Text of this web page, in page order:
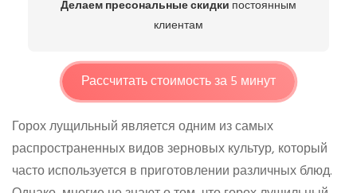
Делаем пресональные скидки постоянным
клиентам
Рассчитать стоимость за 5 минут
Горох лущильный является одним из самых
распространенных видов зерновых культур, который
часто используется в приготовлении различных блюд.